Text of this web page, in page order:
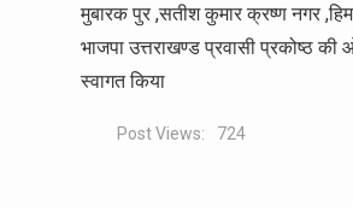
मुबारक पुर ,सतीश कुमार क्रष्ण नगर
भाजपा उत्तराखण्ड प्रवासी प्रकोष्ठ
स्वागत किया
Post Views: 724